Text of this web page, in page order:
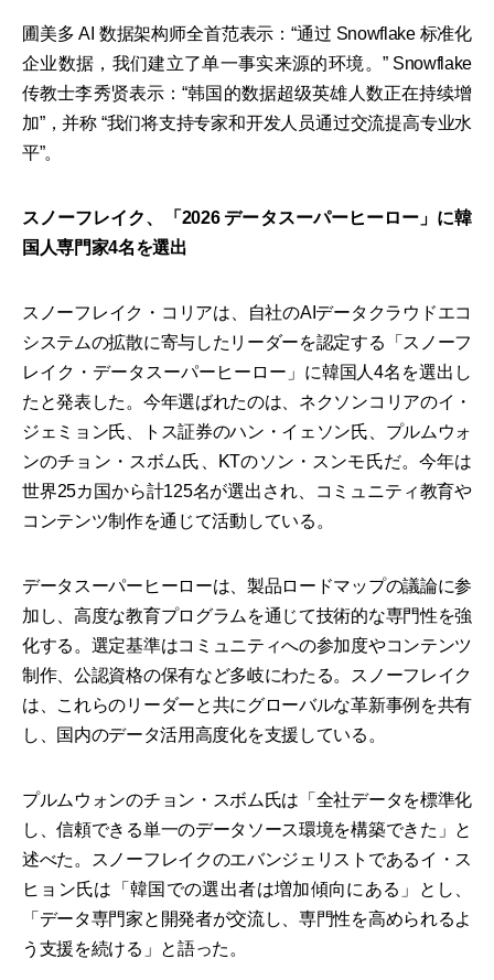
圃美多 AI 数据架构师全首范表示：“通过 Snowflake 标准化
企业数据，我们建立了单一事实来源的环境。” Snowflake
传教士李秀贤表示：“韩国的数据超级英雄人数正在持续增
加”，并称 “我们将支持专家和开发人员通过交流提高专业水
平”。
スノーフレイク、「2026 データスーパーヒーロー」に韓
国人専門家4名を選出
スノーフレイク・コリアは、自社のAIデータクラウドエコ
システムの拡散に寄与したリーダーを認定する「スノーフ
レイク・データスーパーヒーロー」に韓国人4名を選出し
たと発表した。今年選ばれたのは、ネクソンコリアのイ・
ジェミョン氏、トス証券のハン・イェソン氏、プルムウォ
ンのチョン・スボム氏、KTのソン・スンモ氏だ。今年は
世界25カ国から計125名が選出され、コミュニティ教育や
コンテンツ制作を通じて活動している。
データスーパーヒーローは、製品ロードマップの議論に参
加し、高度な教育プログラムを通じて技術的な専門性を強
化する。選定基準はコミュニティへの参加度やコンテンツ
制作、公認資格の保有など多岐にわたる。スノーフレイク
は、これらのリーダーと共にグローバルな革新事例を共有
し、国内のデータ活用高度化を支援している。
プルムウォンのチョン・スボム氏は「全社データを標準化
し、信頼できる単一のデータソース環境を構築できた」と
述べた。スノーフレイクのエバンジェリストであるイ・ス
ヒョン氏は「韓国での選出者は増加傾向にある」とし、
「データ専門家と開発者が交流し、専門性を高められるよ
う支援を続ける」と語った。